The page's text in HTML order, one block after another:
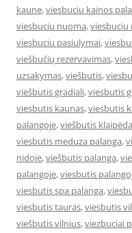
kaune,viesbuciu kainos
viesbuciu nuoma,viesbuciu
viesbuciu pasiulymai,
viešbučių rezervavimas,
uzsakymas,viešbutis,
viešbutis gradiali,viesbutis
viesbutis kaunas,viesbutis
palangoje,viešbutis klaipėda
viesbutis meduza palanga,
nidoje,viešbutis palanga,
palangoje,viesbutis
viesbutis spa palanga,
viesbutis tauras,viesbutis
viešbutis vilnius,viezbuciai